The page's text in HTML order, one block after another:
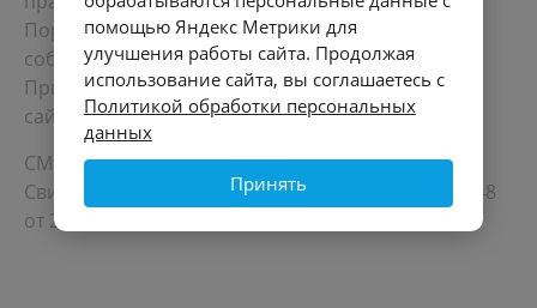
Портал Санкт-Петербурга- о его людях, жизни,
событиях, последних новостях.
При перепечатке материалов, прямая ссылка на
сайт обязательна. Возрастное ограничение 12+.
СМИ
Свидетельство Роскомнадзора ЭЛ № ФС 77 - 72748
от 22.05.2018
помощью Яндекс Метрики для
улучшения работы сайта. Продолжая
использование сайта, вы соглашаетесь с
Политикой обработки персональных
данных
Принять